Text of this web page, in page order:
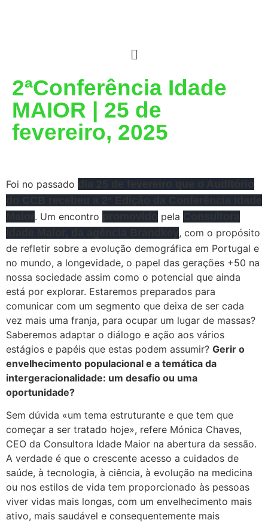
2ªConferência Idade
MAIOR | 25 de
fevereiro, 2025
Foi no passado
. Um encontro pela
, com o propósito
de refletir sobre a evolução demográfica em Portugal e
no mundo, a longevidade, o papel das gerações +50 na
nossa sociedade assim como o potencial que ainda
está por explorar. Estaremos preparados para
comunicar com um segmento que deixa de ser cada
vez mais uma franja, para ocupar um lugar de massas?
Saberemos adaptar o diálogo e ação aos vários
estágios e papéis que estas podem assumir? Gerir o
envelhecimento populacional e a temática da
intergeracionalidade: um desafio ou uma
oportunidade?
Sem dúvida «um tema estruturante e que tem que
começar a ser tratado hoje», refere Mónica Chaves,
CEO da Consultora Idade Maior na abertura da sessão.
A verdade é que o crescente acesso a cuidados de
saúde, à tecnologia, à ciência, à evolução na medicina
ou nos estilos de vida tem proporcionado às pessoas
viver vidas mais longas, com um envelhecimento mais
ativo, mais saudável e consequentemente mais